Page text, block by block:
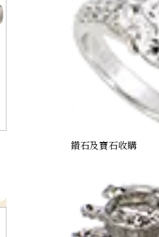
鑽石及寶石收購